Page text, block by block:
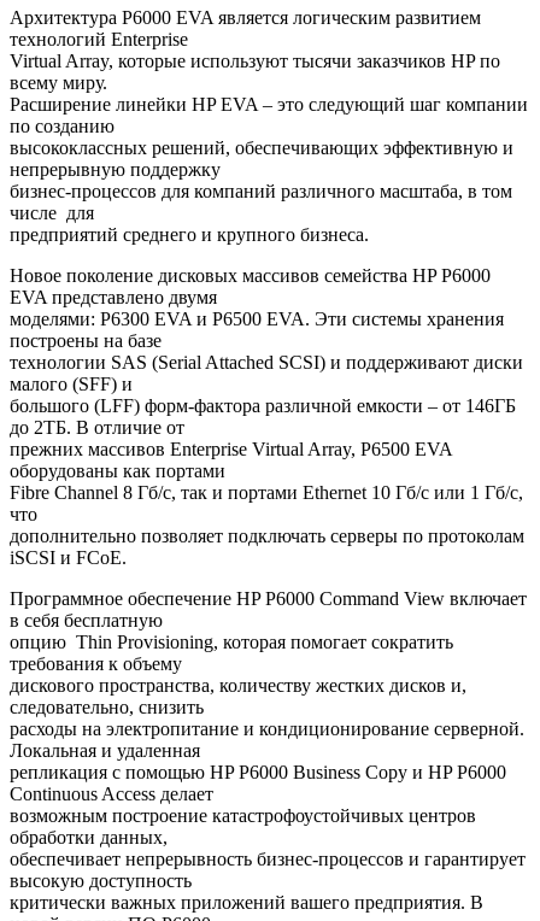
Архитектура P6000 EVA является логическим развитием
технологий Enterprise
Virtual Array, которые используют тысячи заказчиков HP по
всему миру.
Расширение линейки HP EVA – это следующий шаг компании
по созданию
высококлассных решений, обеспечивающих эффективную и
непрерывную поддержку
бизнес-процессов для компаний различного масштаба, в том
числе для
предприятий среднего и крупного бизнеса.
Новое поколение дисковых массивов семейства HP P6000
EVA представлено двумя
моделями: P6300 EVA и P6500 EVA. Эти системы хранения
построены на базе
технологии SAS (Serial Attached SCSI) и поддерживают диски
малого (SFF) и
большого (LFF) форм-фактора различной емкости – от 146ГБ
до 2ТБ. В отличие от
прежних массивов Enterprise Virtual Array, P6500 EVA
оборудованы как портами
Fibre Channel 8 Гб/c, так и портами Ethernet 10 Гб/c или 1 Гб/c,
что
дополнительно позволяет подключать серверы по протоколам
iSCSI и FCoE.
Программное обеспечение HP P6000 Command View включает
в себя бесплатную
опцию Thin Provisioning, которая помогает сократить
требования к объему
дискового пространства, количеству жестких дисков и,
следовательно, снизить
расходы на электропитание и кондиционирование серверной.
Локальная и удаленная
репликация с помощью HP P6000 Business Copy и HP P6000
Continuous Access делает
возможным построение катастрофоустойчивых центров
обработки данных,
обеспечивает непрерывность бизнес-процессов и гарантирует
высокую доступность
критически важных приложений вашего предприятия. В